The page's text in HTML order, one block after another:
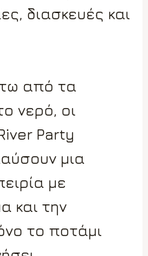
διασκευές και
από τα
νερό, οι
Party
μια
με
και την
το ποτάμι